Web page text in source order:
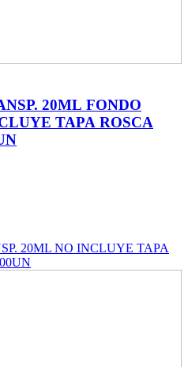
20ML FONDO
TAPA ROSCA